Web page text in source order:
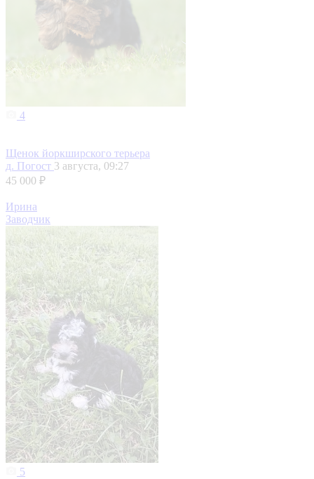
4
Щенок йоркширского терьера
д. Погост 3 августа, 09:27
45 000 ₽
Ирина
Заводчик
5